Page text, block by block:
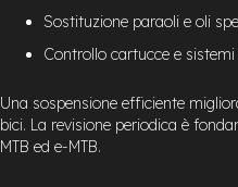
Sostituzione paraoli e oli
Controllo cartucce e
Una sospensione efficiente
bici. La revisione periodica è
MTB ed e-MTB.